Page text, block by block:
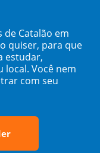
de Catalão em
quiser, para que
estudar,
Você nem
com seu